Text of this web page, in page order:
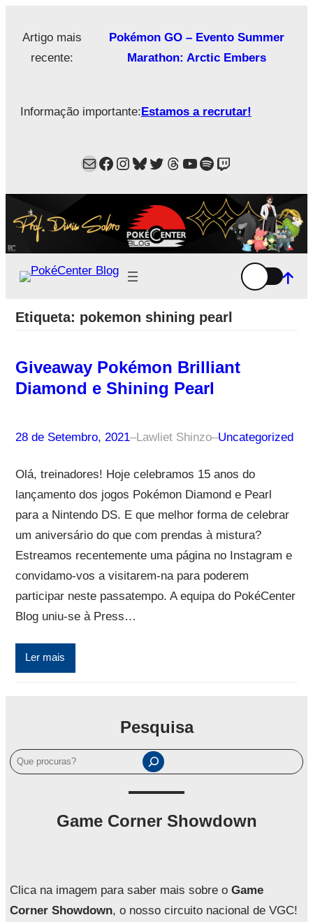
paraArtigo mais
recente:
Pokémon GO – Evento Summer
Marathon: Arctic Embers
Informação importante:Estamos a recrutar!
MailFacebook
Instagram
Bluesky
Twitter
Estamos no Threads!
YouTube
Spotify
Twitch
Etiqueta: pokemon shining pearl
Giveaway Pokémon Brilliant
Diamond e Shining Pearl
28 de Setembro, 2021–Lawliet Shinzo–Uncategorized
Olá, treinadores! Hoje celebramos 15 anos do
lançamento dos jogos Pokémon Diamond e Pearl
para a Nintendo DS. E que melhor forma de celebrar
um aniversário do que com prendas à mistura?
Estreamos recentemente uma página no Instagram e
convidamo-vos a visitarem-na para poderem
participar neste passatempo. A equipa do PokéCenter
Blog uniu-se à Press…
Ler mais
Pesquisa
P
e
a
Game Corner Showdown
Clica na imagem para saber mais sobre o Game
Corner Showdown, o nosso circuito nacional de VGC!